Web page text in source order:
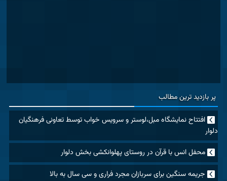
پر بازدید ترین مطالب
افتتاح نمایشگاه مبل،لوستر و سرویس خواب توسط تعاونی فرهنگیان
دلوار
محفل انس با قرآن در روستای پهلوانکشی بخش دلوار
جریمه سنگین برای سربازان مجرد فراری و سی سال به بالا